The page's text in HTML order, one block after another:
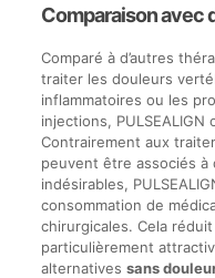
Comparaison avec
Comparé à d’autres
traiter les douleurs
inflammatoires ou les
injections, PULSEALIGN
Contrairement aux
peuvent être associés
indésirables,
consommation de
chirurgicales. Cela
particulièrement
alternatives sans